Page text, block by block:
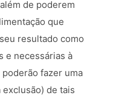
de poderem
que
resultado como
e necessárias à
fazer uma
de tais